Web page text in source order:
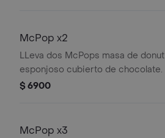
McPop x2
LLeva dos McPops masa de donut
esponjoso cubierto de chocolate.
$ 6900
McPop x3